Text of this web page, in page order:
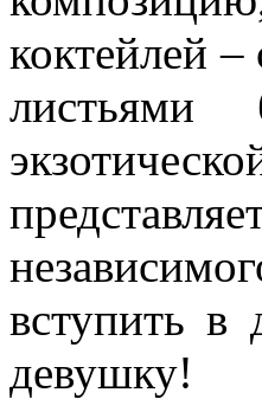
коктейлей
вступить в
девушку!